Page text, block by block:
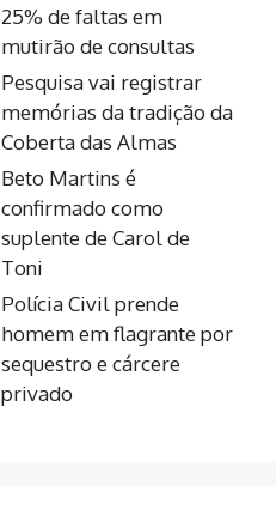
25% de faltas em
mutirão de consultas
Pesquisa vai registrar
memórias da tradição da
Coberta das Almas
Beto Martins é
confirmado como
suplente de Carol de
Toni
Polícia Civil prende
homem em flagrante por
sequestro e cárcere
privado